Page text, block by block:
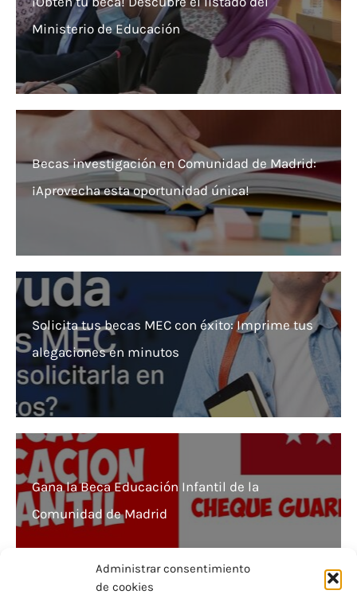
Administrar consentimiento
de cookies
Ministerio de Educación
Becas investigación en Comunidad de Madrid:
¡Aprovecha esta oportunidad única!
Solicita tus becas MEC con éxito: Imprime tus
alegaciones en minutos
Gana la Beca Educación Infantil de la
Comunidad de Madrid